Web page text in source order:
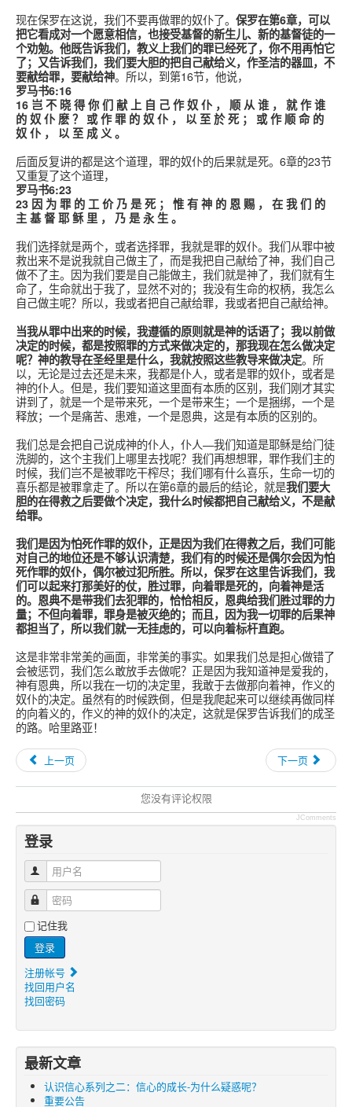
现在保罗在这说，我们不要再做罪的奴仆了。 保罗在第6章，可以
把它看成对一个愿意相信，也接受基督的新生儿、新的基督徒的一
个劝勉。他既告诉我们，教义上我们的罪已经死了，你不用再怕它
了；又告诉我们，我们要大胆的把自己献给义，作圣洁的器皿，不
要献给罪，要献给神。所以，到第16节，他说，
罗马书6:16
16 岂 不 晓 得 你 们 献 上 自 己 作 奴 仆 ， 顺 从 谁 ， 就 作 谁
的 奴 仆 麽 ？ 或 作 罪 的 奴 仆 ， 以 至 於 死 ； 或 作 顺 命 的
奴 仆 ， 以 至 成 义 。
后面反复讲的都是这个道理，罪的奴仆的后果就是死。6章的23节
又重复了这个道理，
罗马书6:23
23 因 为 罪 的 工 价 乃 是 死 ； 惟 有 神 的 恩 赐 ， 在 我 们 的
主 基 督 耶 稣 里 ， 乃 是 永 生 。
我们选择就是两个，或者选择罪，我就是罪的奴仆。我们从罪中被
救出来不是说我就自己做主了，而是我把自己献给了神，我们自己
做不了主。因为我们要是自己能做主，我们就是神了，我们就有生
命了，生命就出于我了，显然不对的；我没有生命的权柄，我怎么
自己做主呢？所以，我或者把自己献给罪，我或者把自己献给神。
当我从罪中出来的时候，我遵循的原则就是神的话语了；我以前做
决定的时候，都是按照罪的方式来做决定的，那我现在怎么做决定
呢？神的教导在圣经里是什么，我就按照这些教导来做决定。所
以，无论是过去还是未来，我都是仆人，或者是罪的奴仆，或者是
神的仆人。但是，我们要知道这里面有本质的区别，我们刚才其实
讲到了，就是一个是带来死，一个是带来生；一个是捆绑，一个是
释放；一个是痛苦、患难，一个是恩典，这是有本质的区别的。
我们总是会把自己说成神的仆人，仆人—我们知道是耶稣是给门徒
洗脚的，这个主我们上哪里去找呢？我们再想想罪，罪作我们主的
时候，我们岂不是被罪吃干榨尽；我们哪有什么喜乐，生命一切的
喜乐都是被罪拿走了。所以在第6章的最后的结论，就是我们要大
胆的在得救之后要做个决定，我什么时候都把自己献给义，不是献
给罪。
我们是因为怕死作罪的奴仆，正是因为我们在得救之后，我们可能
对自己的地位还是不够认识清楚，我们有的时候还是偶尔会因为怕
死作罪的奴仆，偶尔被过犯所胜。所以，保罗在这里告诉我们，我
们可以起来打那美好的仗，胜过罪，向着罪是死的，向着神是活
的。恩典不是带我们去犯罪的，恰恰相反，恩典给我们胜过罪的力
量；不但向着罪，罪身是被灭绝的；而且，因为我一切罪的后果神
都担当了，所以我们就一无挂虑的，可以向着标杆直跑。
这是非常非常美的画面，非常美的事实。如果我们总是担心做错了
会被惩罚，我们怎么敢放手去做呢？正是因为我知道神是爱我的，
神有恩典，所以我在一切的决定里，我敢于去做那向着神，作义的
奴仆的决定。虽然有的时候跌倒，但是我爬起来可以继续再做同样
的向着义的，作义的神的奴仆的决定，这就是保罗告诉我们的成圣
的路。哈里路亚！
上一页 下一页
您没有评论权限
JComments
登录
用户名
密码
记住我
登录
注册帐号
找回用户名
找回密码
最新文章
认识信心系列之二：信心的成长-为什么疑惑呢？
重要公告